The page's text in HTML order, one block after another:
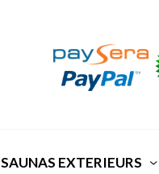
SAUNAS EXTERIEURS